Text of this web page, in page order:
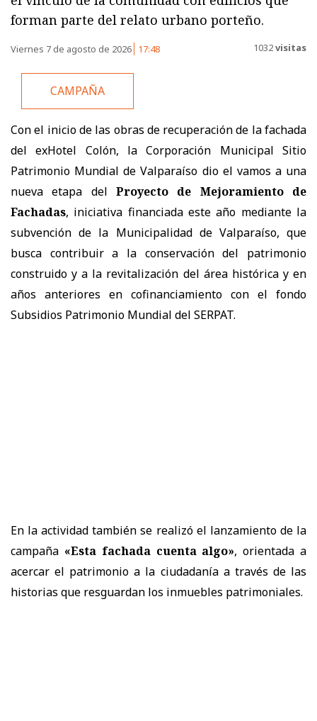
forman parte del relato urbano porteño.
Viernes 7 de agosto de 2026 17:48 1032visitas
CAMPAÑA
Con el inicio de las obras de recuperación de la fachada
del exHotel Colón, la Corporación Municipal Sitio
Patrimonio Mundial de Valparaíso dio el vamos a una
nueva etapa del Proyecto de Mejoramiento de
Fachadas, iniciativa financiada este año mediante la
subvención de la Municipalidad de Valparaíso, que
busca contribuir a la conservación del patrimonio
construido y a la revitalización del área histórica y en
años anteriores en cofinanciamiento con el fondo
Subsidios Patrimonio Mundial del SERPAT.
En la actividad también se realizó el lanzamiento de la
campaña «Esta fachada cuenta algo», orientada a
acercar el patrimonio a la ciudadanía a través de las
historias que resguardan los inmuebles patrimoniales.